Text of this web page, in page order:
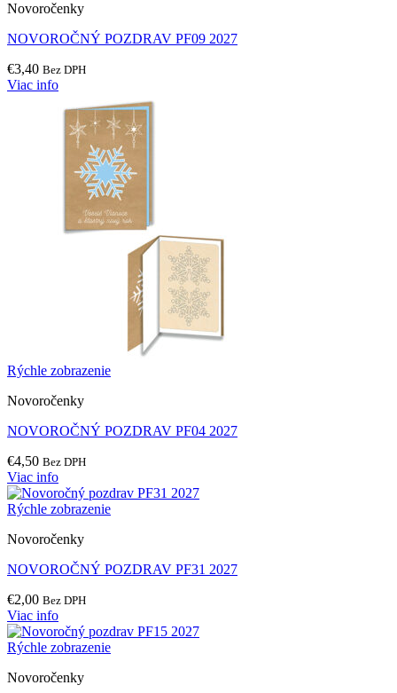
Novoročenky
NOVOROČNÝ POZDRAV PF09 2027
€3,40 Bez DPH
Viac info
Rýchle zobrazenie
Novoročenky
NOVOROČNÝ POZDRAV PF04 2027
€4,50 Bez DPH
Viac info
Rýchle zobrazenie
Novoročenky
NOVOROČNÝ POZDRAV PF31 2027
€2,00 Bez DPH
Viac info
Rýchle zobrazenie
Novoročenky